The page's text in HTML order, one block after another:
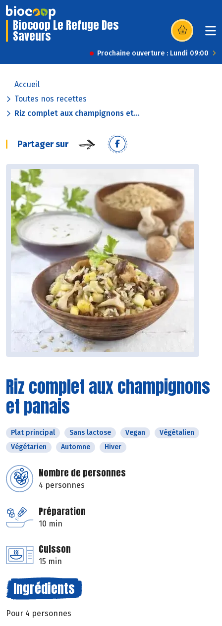
Biocoop Le Refuge Des
Saveurs (s’ouvre dans
Prochaine ouverture : Lundi 09:00
Accueil
Toutes nos recettes
Riz complet aux champignons et...
Partager sur
Riz complet aux champignons
et panais
Plat principal Sans lactose Vegan
Végétalien
Végétarien
Automne Hiver
Nombre de personnes
4 personnes
Préparation
10 min
Cuisson
15 min
Ingrédients
Pour 4 personnes